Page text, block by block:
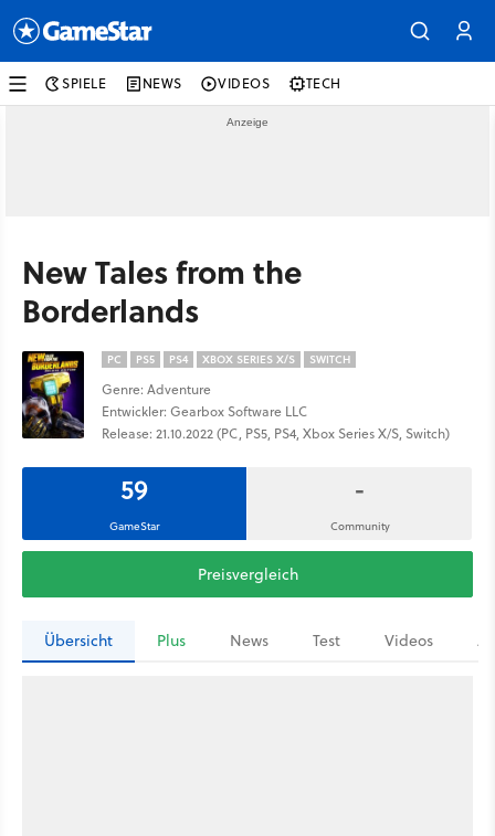
SPIELE NEWS VIDEOS TECH
New Tales from the
Borderlands
PC PS5 PS4 XBOX SERIES X/S SWITCH
Genre: Adventure
Entwickler: Gearbox Software LLC
Release: 21.10.2022 (PC, PS5, PS4, Xbox Series X/S, Switch)
59
GameStar
-
Community
Preisvergleich
Übersicht Plus News Test Videos